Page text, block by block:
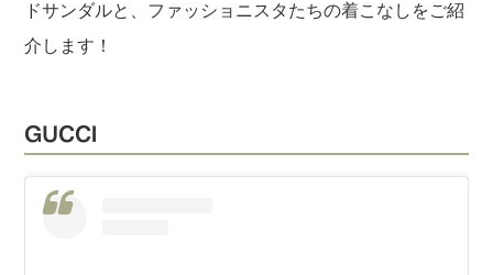
ドサンダルと、ファッショニスタたちの着こなしをご紹
介します！
GUCCI